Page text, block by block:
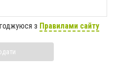
з Правилами сайту